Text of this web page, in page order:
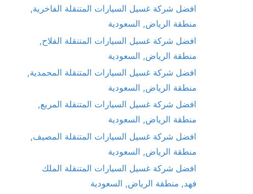
افضل شركة غسيل السيارات المتنقلة الفاخرية,
منطقة الرياض, السعودية
افضل شركة غسيل السيارات المتنقلة الفلاح,
منطقة الرياض, السعودية
افضل شركة غسيل السيارات المتنقلة المحمدية,
منطقة الرياض, السعودية
افضل شركة غسيل السيارات المتنقلة المربع,
منطقة الرياض, السعودية
افضل شركة غسيل السيارات المتنقلة المصيف,
منطقة الرياض, السعودية
افضل شركة غسيل السيارات المتنقلة الملك
فهد, منطقة الرياض, السعودية